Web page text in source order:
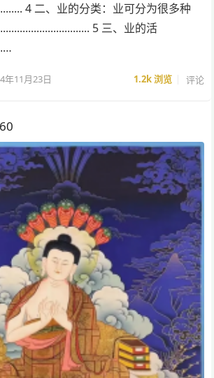
4 二、业的分类：业可分为很多种
5 三、业的活
年11月23日 1.2k浏览 评论